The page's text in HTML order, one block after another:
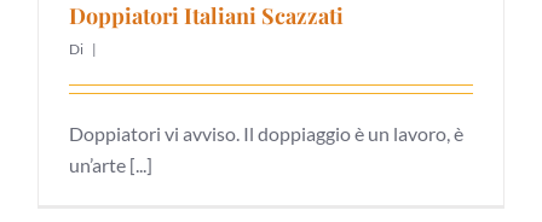
Doppiatori Italiani Scazzati
Di |
Doppiatori vi avviso. Il doppiaggio è un lavoro, è
un’arte [...]